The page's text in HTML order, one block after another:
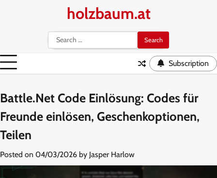
holzbaum.at
Search
for:
Subscription
Battle.Net Code Einlösung: Codes für
Freunde einlösen, Geschenkoptionen,
Teilen
Posted on 04/03/2026 by Jasper Harlow